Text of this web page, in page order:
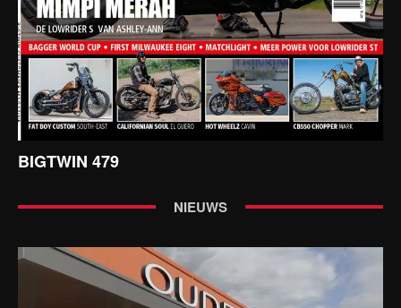
BIGTWIN 479
NIEUWS